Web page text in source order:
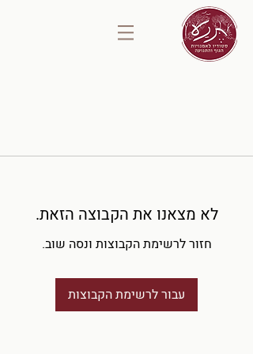
לא מצאנו את הקבוצה הזאת.
חזור לרשימת הקבוצות ונסה שוב.
עבור לרשימת הקבוצות